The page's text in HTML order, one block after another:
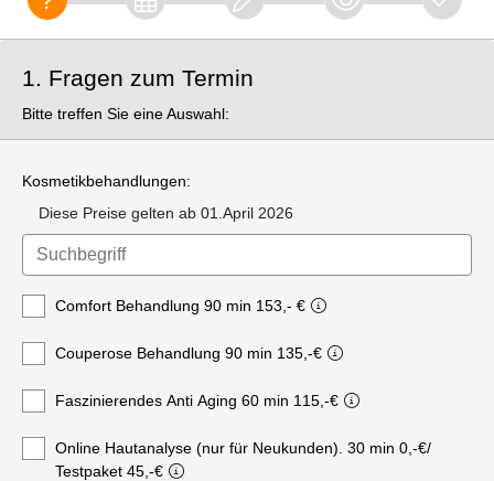
1. Fragen zum Termin
Bitte treffen Sie eine Auswahl:
Kosmetikbehandlungen:
Diese Preise gelten ab 01.April 2026
Comfort Behandlung 90 min 153,- €
Couperose Behandlung 90 min 135,-€
Faszinierendes Anti Aging 60 min 115,-€
Online Hautanalyse (nur für Neukunden). 30 min 0,-€/
Testpaket 45,-€